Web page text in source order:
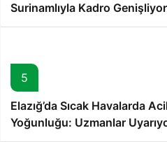
Surinamlıyla Kadro Genişliyor
5
Elazığ’da Sıcak Havalarda
Yoğunluğu: Uzmanlar